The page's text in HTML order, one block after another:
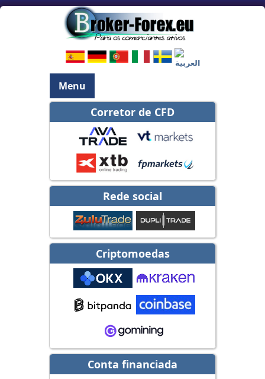
Menu
Corretor de CFD
Rede social
Criptomoedas
Conta financiada